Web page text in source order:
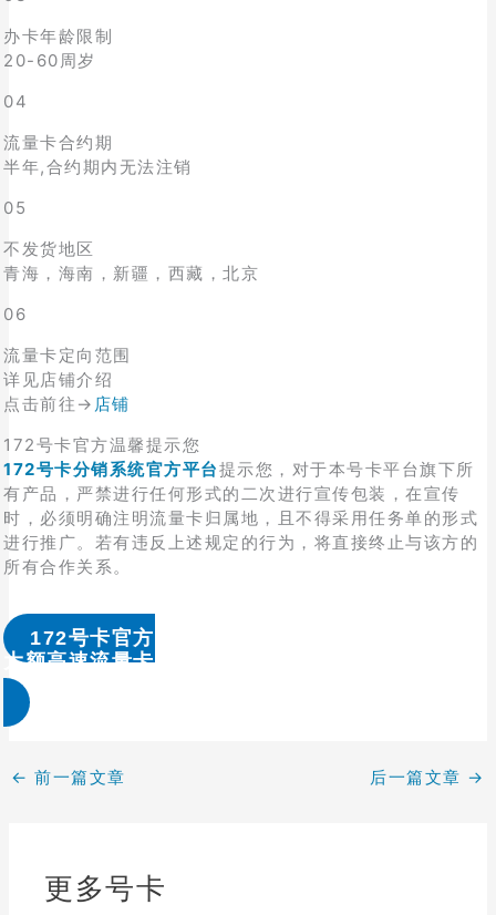
办卡年龄限制
20-60周岁
04
流量卡合约期
半年,合约期内无法注销
05
不发货地区
青海，海南，新疆，西藏，北京
06
流量卡定向范围
详见店铺介绍
点击前往→ 店铺
172号卡官方温馨提示您
172号卡分销系统官方平台提示您，对于本号卡平台旗下所
有产品，严禁进行任何形式的二次进行宣传包装，在宣传
时，必须明确注明流量卡归属地，且不得采用任务单的形式
进行推广。若有违反上述规定的行为，将直接终止与该方的
所有合作关系。
172号卡官方
大额高速流量卡办理 & 流量卡代理加盟
← 前一篇文章 后一篇文章 →
更多号卡